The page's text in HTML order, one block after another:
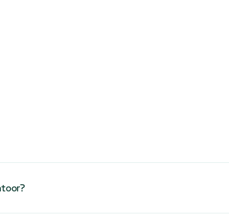
element in lounge- en ontvangstruimtes, waar